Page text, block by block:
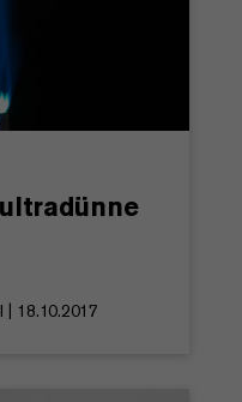
| 18.10.2017